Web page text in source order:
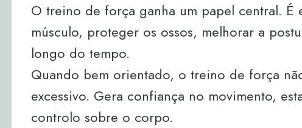
O treino de força ganha um papel central. É
músculo, proteger os ossos, melhorar a
longo do tempo.
Quando bem orientado, o treino de força
excessivo. Gera confiança no movimento,
controlo sobre o corpo.